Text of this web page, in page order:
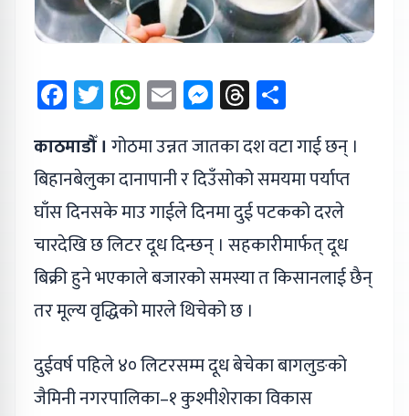
Facebook
Twitter
WhatsApp
EmailMessenger
Threads
काठमाडौँ । गोठमा उन्नत जातका दश वटा गाई छन् ।
बिहानबेलुका दानापानी र दिउँसोको समयमा पर्याप्त
घाँस दिनसके माउ गाईले दिनमा दुई पटकको दरले
चारदेखि छ लिटर दूध दिन्छन् । सहकारीमार्फत् दूध
बिक्री हुने भएकाले बजारको समस्या त किसानलाई छैन्
तर मूल्य वृद्धिको मारले थिचेको छ ।
दुईवर्ष पहिले ४० लिटरसम्म दूध बेचेका बागलुङको
जैमिनी नगरपालिका–१ कुश्मीशेराका विकास